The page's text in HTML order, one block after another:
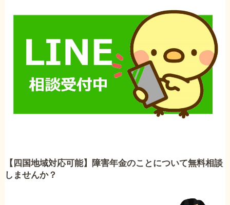
【四国地域対応可能】障害年金のことについて無料相談
しませんか？